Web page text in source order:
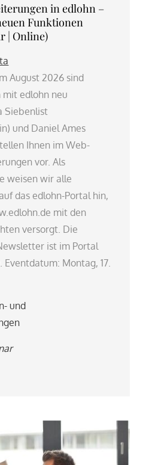
in edlohn –
Funktionen
| Online)
August 2026 sind
mit edlohn neu
Siebenlist
und Daniel Ames
Ihnen im Web-
vor. Als
weisen wir alle
das edlohn-Portal hin,
mit den
versorgt. Die
ist im Portal
Montag, 17.
und